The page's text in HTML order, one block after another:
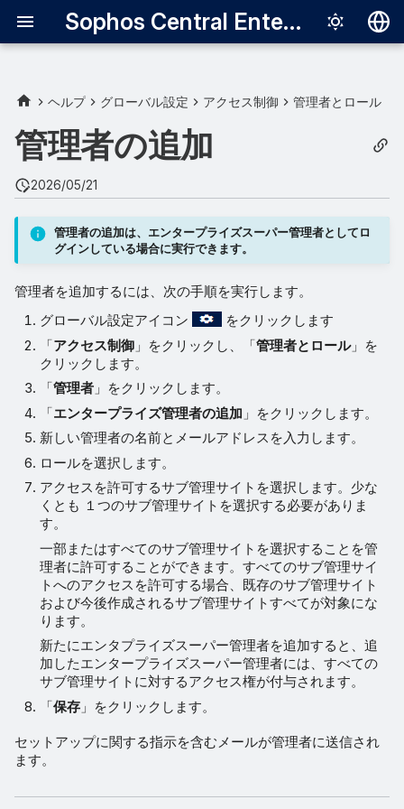
Sophos Central Enterprise
English
Italiano
日本語
中文（繁體）
ヘルプ グローバル設定 アクセス制御 管理者とロール
管理者の追加
2026/05/21
管理者の追加は、エンタープライズスーパー管理者としてロ
グインしている場合に実行できます。
管理者を追加するには、次の手順を実行します。
グローバル設定アイコン
をクリックします
「アクセス制御 」をクリックし、「管理者とロール」を
クリックします。
「管理者 」をクリックします。
「エンタープライズ管理者の追加 」をクリックします。
新しい管理者の名前とメールアドレスを入力します。
ロールを選択します。
アクセスを許可するサブ管理サイトを選択します。少な
くとも １つのサブ管理サイトを選択する必要がありま
す。
一部またはすべてのサブ管理サイトを選択することを管
理者に許可することができます。すべてのサブ管理サイ
トへのアクセスを許可する場合、既存のサブ管理サイト
および今後作成されるサブ管理サイトすべてが対象にな
ります。
新たにエンタプライズスーパー管理者を追加すると、追
加したエンタープライズスーパー管理者には、すべての
サブ管理サイトに対するアクセス権が付与されます。
「保存 」をクリックします。
セットアップに関する指示を含むメールが管理者に送信され
ます。